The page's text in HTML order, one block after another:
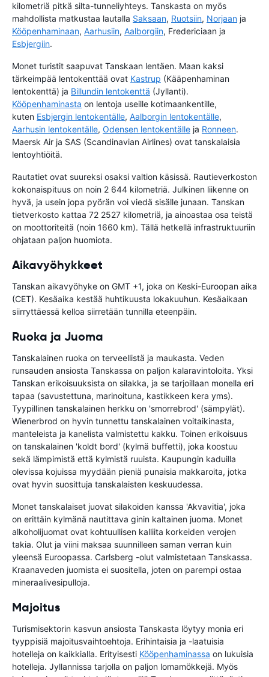
kilometriä pitkä silta-tunneliyhteys. Tanskasta on myös
mahdollista matkustaa lautalla Saksaan, Ruotsiin, Norjaan ja
Kööpenhaminaan, Aarhusiin, Aalborgiin, Fredericiaan ja
Esbjergiin.
Monet turistit saapuvat Tanskaan lentäen. Maan kaksi
tärkeimpää lentokenttää ovat Kastrup (Kääpenhaminan
lentokenttä) ja Billundin lentokenttä (Jyllanti).
Kööpenhaminasta on lentoja useille kotimaankentille,
kuten Esbjergin lentokentälle, Aalborgin lentokentälle,
Aarhusin lentokentälle, Odensen lentokentälle ja Ronneen.
Maersk Air ja SAS (Scandinavian Airlines) ovat tanskalaisia
lentoyhtiöitä.
Rautatiet ovat suureksi osaksi valtion käsissä. Rautieverkoston
kokonaispituus on noin 2 644 kilometriä. Julkinen liikenne on
hyvä, ja usein jopa pyörän voi viedä sisälle junaan. Tanskan
tietverkosto kattaa 72 2527 kilometriä, ja ainoastaa osa teistä
on moottoriteitä (noin 1660 km). Tällä hetkellä infrastruktuuriin
ohjataan paljon huomiota.
Aikavyöhykkeet
Tanskan aikavyöhyke on GMT +1, joka on Keski-Euroopan aika
(CET). Kesäaika kestää huhtikuusta lokakuuhun. Kesäaikaan
siirryttäessä kelloa siirretään tunnilla eteenpäin.
Ruoka ja Juoma
Tanskalainen ruoka on terveellistä ja maukasta. Veden
runsauden ansiosta Tanskassa on paljon kalaravintoloita. Yksi
Tanskan erikoisuuksista on silakka, ja se tarjoillaan monella eri
tapaa (savustettuna, marinoituna, kastikkeen kera yms).
Tyypillinen tanskalainen herkku on 'smorrebrod' (sämpylät).
Wienerbrod on hyvin tunnettu tanskalainen voitaikinasta,
manteleista ja kanelista valmistettu kakku. Toinen erikoisuus
on tanskalainen 'koldt bord' (kylmä buffetti), joka koostuu
sekä lämpimistä että kylmistä ruuista. Kaupungin kaduilla
olevissa kojuissa myydään pieniä punaisia makkaroita, jotka
ovat hyvin suosittuja tanskalaisten keskuudessa.
Monet tanskalaiset juovat silakoiden kanssa 'Akvavitia', joka
on erittäin kylmänä nautittava ginin kaltainen juoma. Monet
alkoholijuomat ovat kohtuullisen kalliita korkeiden verojen
takia. Olut ja viini maksaa suunnilleen saman verran kuin
yleensä Euroopassa. Carlsberg -olut valmistetaan Tanskassa.
Kraanaveden juomista ei suositella, joten on parempi ostaa
mineraalivesipulloja.
Majoitus
Turismisektorin kasvun ansiosta Tanskasta löytyy monia eri
tyyppisiä majoitusvaihtoehtoja. Erihintaisia ja -laatuisia
hotelleja on kaikkialla. Erityisesti Kööpenhaminassa on lukuisia
hotelleja. Jyllannissa tarjolla on paljon lomamökkejä. Myös